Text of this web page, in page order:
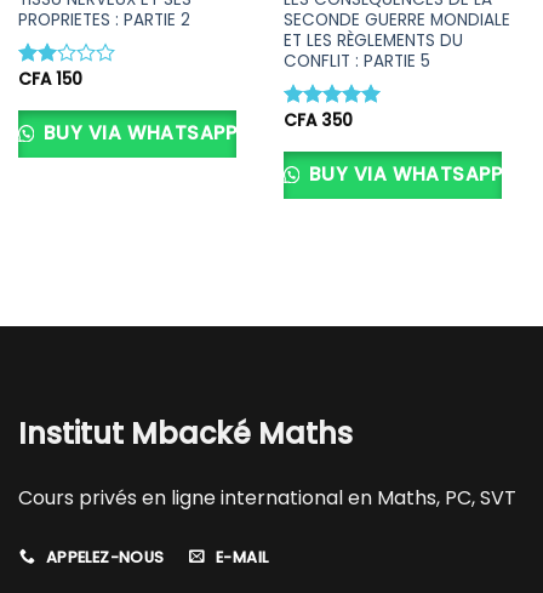
PROPRIETES : PARTIE 2
Note
sur
5
CFA150
BUY VIA WHATSAPP
SECONDE GUERRE MONDIALE
ET LES RÈGLEMENTS DU
CONFLIT : PARTIE 5
Note5.00
CFA350
BUY VIA WHATSAPP
Institut Mbacké Maths
Cours privés en ligne international en Maths, PC, SVT
APPELEZ-NOUS E-MAIL